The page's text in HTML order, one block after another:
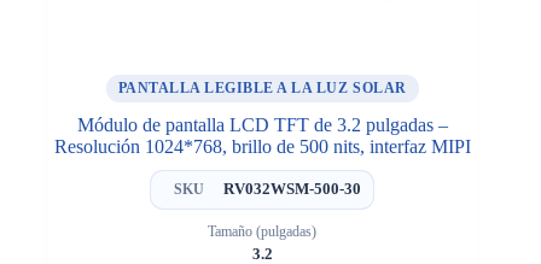
PANTALLA LEGIBLE A LA LUZ SOLAR
Módulo de pantalla LCD TFT de 3.2 pulgadas –
Resolución 1024*768, brillo de 500 nits, interfaz MIPI
SKU RV032WSM-500-30
Tamaño (pulgadas)
3.2